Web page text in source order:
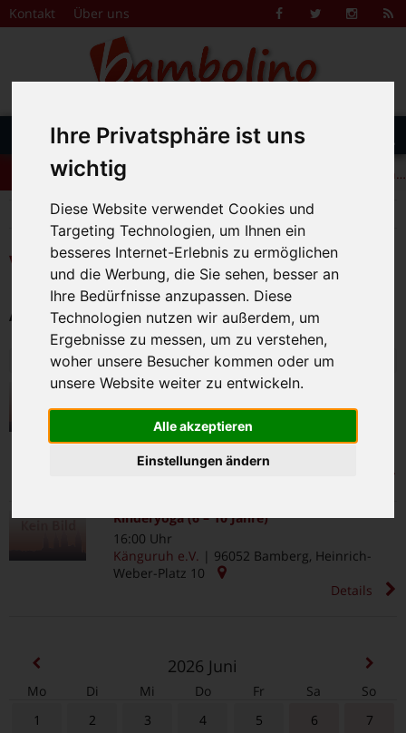
Ihre Privatsphäre ist uns
wichtig
Diese Website verwendet Cookies und
Targeting Technologien, um Ihnen ein
besseres Internet-Erlebnis zu ermöglichen
und die Werbung, die Sie sehen, besser an
Ihre Bedürfnisse anzupassen. Diese
Technologien nutzen wir außerdem, um
Ergebnisse zu messen, um zu verstehen,
woher unsere Besucher kommen oder um
unsere Website weiter zu entwickeln.
Alle akzeptieren
Einstellungen ändern
Zum Inhalt springen
Kontakt Über uns FacebookTwitter
Menü
nach:
+++ Leolingo: Englischcamp mit Muttersprachlern – auch in Bamberg! +++
Bambolino>Veranstaltungskalender
Veranstaltungskalender
Alle Veranstaltungen am 15.6.2026
Montag, 15. Juni 2026
Mit Florian Schlaucherl durch die
15:00 Uhr
Feuerwehrwache Margaretendamm|96052
Bamberg,Margaretendamm 40
Kinderyoga (6 – 10 Jahre)
16:00 Uhr
Känguruh e.V. | 96052 Bamberg, Heinrich-
Weber-Platz 10
Details
2026 Juni
Mo Di Mi Do Fr Sa
So
1
2 3 4 5 6 7